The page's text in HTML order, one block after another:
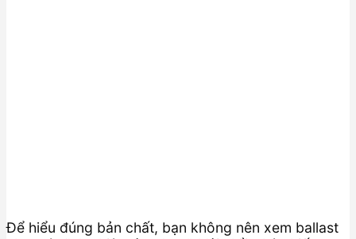
Để hiểu đúng bản chất, bạn không nên xem ballast